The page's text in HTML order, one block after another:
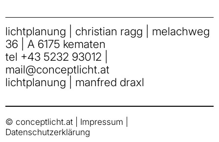
lichtplanung | christian ragg | melachweg
36 | A 6175 kematen
tel +43 5232 93012
mail@conceptlicht.at
lichtplanung | manfred draxl
© conceptlicht.at | Impressum
Datenschutzerklärung